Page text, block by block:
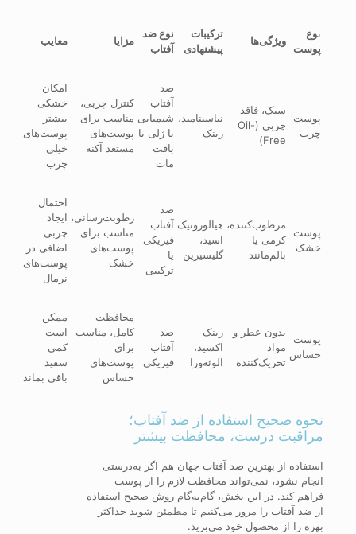
نوع
پوست
ویژگی‌ها
ترکیبات
پیشنهادی
نوع ضد
آفتاب
مزایا معایب
پوست
چرب
سبک، فاقد
چربی (Oil-
Free)
نیاسینامید،
زینک
ضد
آفتاب
شیمیایی
یا ژلی با
بافت
مات
کنترل چربی،
مناسب برای
پوست‌های
مستعد آکنه
امکان
خشکی
بیشتر
پوست‌های
خیلی
چرب
پوست
خشک
مرطوب‌کننده،
کرمی یا
بالم‌مانند
هیالورونیک
اسید،
گلیسیرین
ضد
آفتاب
فیزیکی
یا
ترکیبی
رطوبت‌رسانی،
مناسب برای
پوست‌های
خشک
احتمال
ایجاد
چربی
اضافی در
پوست‌های
نرمال
پوست
حساس
بدون عطر و
مواد
تحریک‌کننده
زینک
اکسید،
آلوئه‌ورا
ضد
آفتاب
فیزیکی
محافظت
کامل، مناسب
برای
پوست‌های
حساس
ممکن
است
کمی
سفید
باقی بماند
نحوه صحیح استفاده از ضد آفتاب؛
مراقبت درست، محافظت بیشتر
استفاده از بهترین ضد آفتاب جهان هم اگر به‌درستی
انجام نشود، نمی‌تواند محافظت لازم را از پوست
فراهم کند. در این بخش، گام‌به‌گام روش صحیح استفاده
از ضد آفتاب را مرور می‌کنیم تا مطمئن شوید حداکثر
بهره را از محصول خود می‌برید.